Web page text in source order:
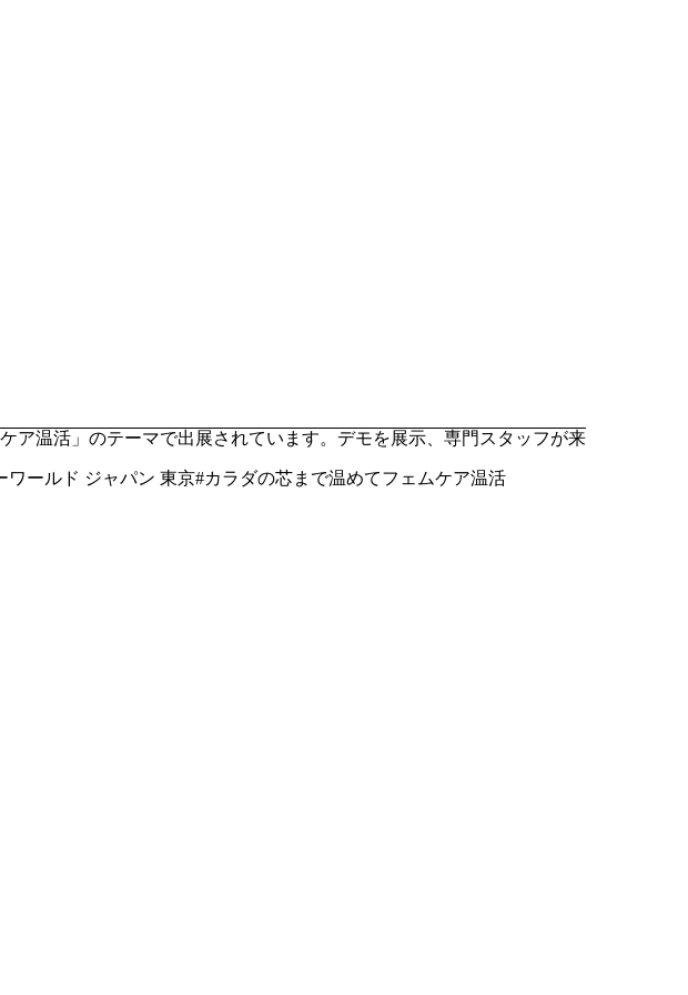
ア温活」のテーマで出展されています。デモを展示、専門スタッフが来
ールド ジャパン 東京#カラダの芯まで温めてフェムケア温活